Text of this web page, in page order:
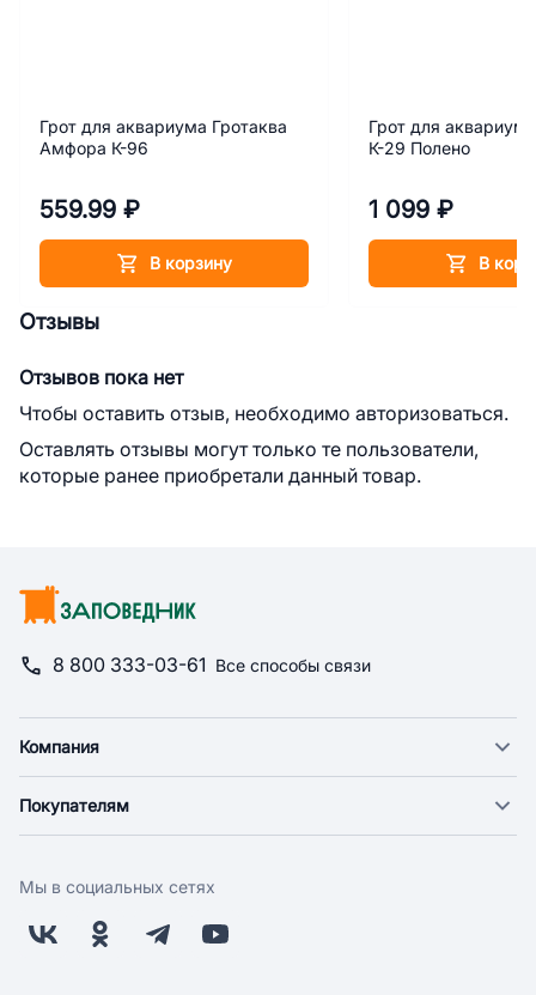
Грот для аквариума Гротаква
Амфора К-96
559.99 ₽
В корзину
Грот для
К-29 Полено
1 099 ₽
В
Отзывы
Отзывов пока нет
Чтобы оставить отзыв, необходимо авторизоваться.
Оставлять отзывы могут только те пользователи,
которые ранее приобретали данный товар.
8 800 333-03-61 Все способы связи
Компания
Новости
Поставщикам
Заводчикам
Покупателям
Оплата
Бонусная программа
Мы в социальных сетях